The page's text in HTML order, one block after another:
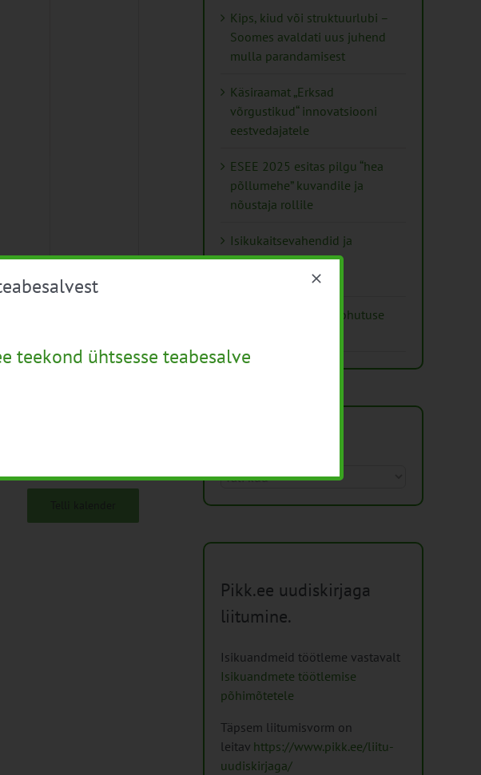
Kips, kiud või struktuurlubi –
Soomes avaldati uus juhend
mulla parandamisest
Käsiraamat „Erksad
võrgustikud“ innovatsiooni
eestvedajatele
ESEE 2025 esitas pilgu “hea
põllumehe” kuvandile ja
nõustaja rollile
Isikukaitsevahendid ja
ohutusnõuded
taimekaitsetöödel
Mida näitavad toiduohutuse
Arhiiv
Pikk.ee uudiskirjaga
liitumine.
Isikuandmeid töötleme vastavalt
Isikuandmete töötlemise
põhimõtetele
Täpsem liitumisvorm on
leitav https://www.pikk.ee/liitu-
uudiskirjaga/
teekond ühtsesse teabesalve